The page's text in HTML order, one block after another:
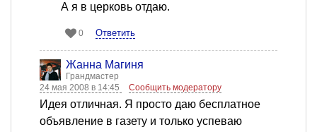
А я в церковь отдаю.
0 Ответить
Жанна Магиня
Грандмастер
24 мая 2008 в 14:45
Сообщить модератору
Идея отличная. Я просто даю бесплатное
объявление в газету и только успеваю